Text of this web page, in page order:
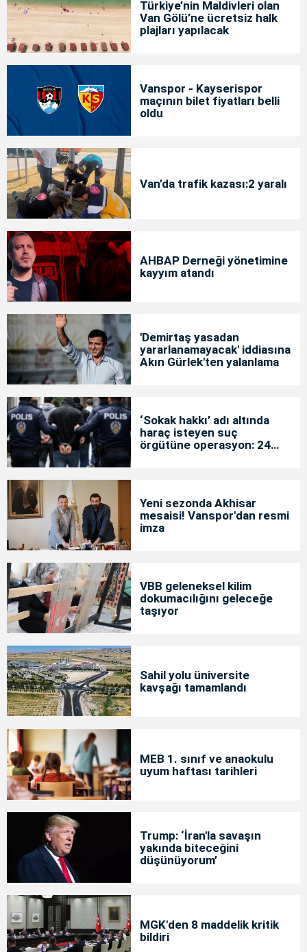
Türkiye’nin Maldivleri olan
Van Gölü’ne ücretsiz halk
plajları yapılacak
Vanspor - Kayserispor
maçının bilet fiyatları belli
oldu
Van’da trafik kazası:2 yaralı
AHBAP Derneği yönetimine
kayyım atandı
'Demirtaş yasadan
yararlanamayacak' iddiasına
Akın Gürlek'ten yalanlama
‘Sokak hakkı’ adı altında
haraç isteyen suç
örgütüne operasyon: 24
Yeni sezonda Akhisar
mesaisi! Vanspor'dan resmi
imza
VBB geleneksel kilim
dokumacılığını geleceğe
taşıyor
Sahil yolu üniversite
kavşağı tamamlandı
MEB 1. sınıf ve anaokulu
uyum haftası tarihleri
Trump: ‘İran'la savaşın
yakında biteceğini
düşünüyorum’
MGK'den 8 maddelik kritik
bildiri